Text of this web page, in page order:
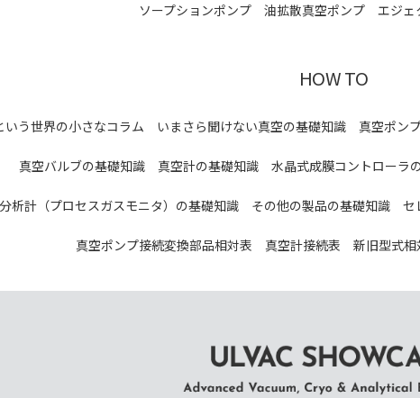
ソープションポンプ 油拡散真空ポンプ エジェ
HOW TO
いう世界の小さなコラム いまさら聞けない真空の基礎知識 真空ポン
真空バルブの基礎知識 真空計の基礎知識 水晶式成膜コントローラ
析計（プロセスガスモニタ）の基礎知識 その他の製品の基礎知識 セ
真空ポンプ接続変換部品相対表 真空計接続表 新旧型式相